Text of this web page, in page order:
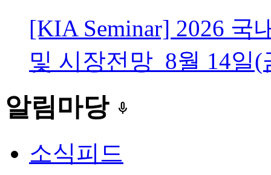
[KIA Seminar] 2026 국
및 시장전망_8월 14일(
알림마당 keyboard_voice
소식피드